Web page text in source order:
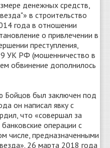
денежных средств,
в строительство
года в отношении
о привлечении в
преступления,
УК РФ (мошенничество в
обвинение дополнилось
Бойцов был заключен под
он написал явку с
что «совершал за
операции с
числе, предназначенными
26 марта 2018 года